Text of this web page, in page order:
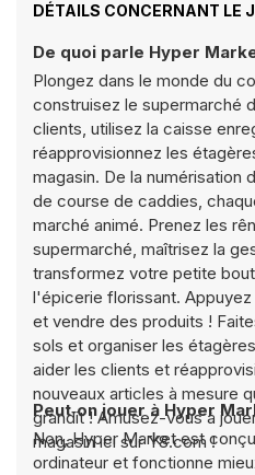
DÉTAILS CONCERNANT LE
De quoi parle Hyper
Plongez dans le monde du
construisez le supermarché
clients, utilisez la caisse
réapprovisionnez les
magasin. De la numérisation
de course de caddies,
marché animé. Prenez les
supermarché, maîtrisez la
transformez votre petite
l'épicerie florissant.
et vendre des produits !
sols et organiser les
aider les clients et
nouveaux articles à mesure
grandit ! Amusez-vous à
magasin ici sur Y8.com !
Peut‑on jouer à Hyper
Non, Hyper Market est
ordinateur et fonctionne